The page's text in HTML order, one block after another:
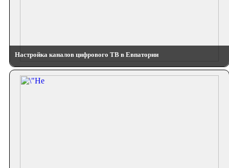
Настройка каналов цифрового ТВ в Евпатории